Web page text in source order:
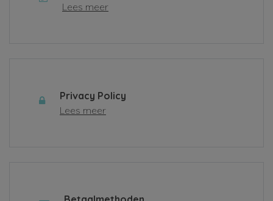
Lees meer
Privacy Policy
Lees meer